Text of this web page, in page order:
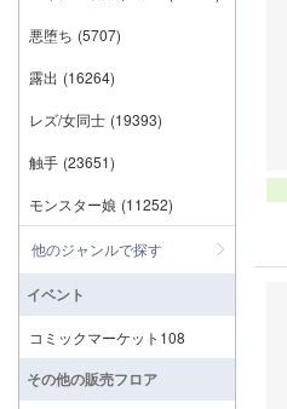
悪堕ち (5707)
露出 (16264)
レズ/女同士 (19393)
触手 (23651)
モンスター娘 (11252)
他のジャンルで探す
イベント
コミックマーケット108
その他の販売フロア